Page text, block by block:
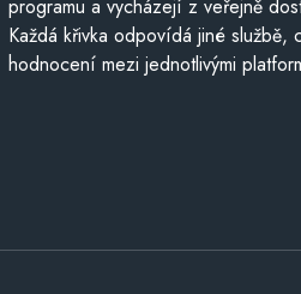
programu a vycházejí z veřejně
Každá křivka odpovídá jiné službě,
hodnocení mezi jednotlivými